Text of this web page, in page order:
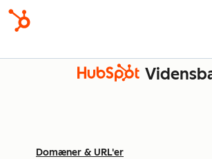
Domæner & URL'er